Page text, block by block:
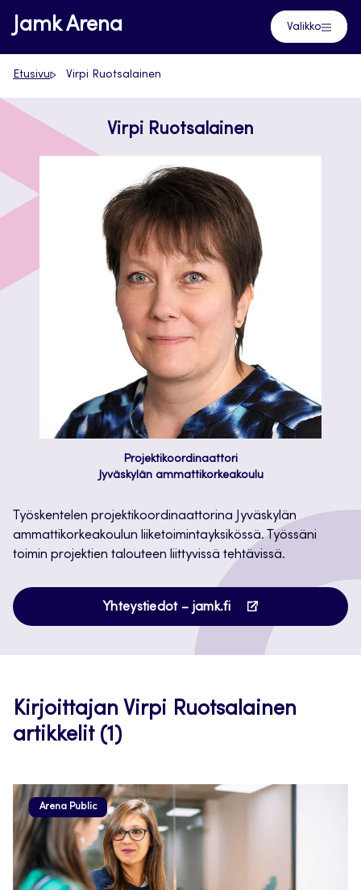
Siirry
suoraan
sisältöön
Jamk Arena Valikko
Etusivu Virpi Ruotsalainen
Virpi Ruotsalainen
Projektikoordinaattori
Jyväskylän ammattikorkeakoulu
Työskentelen projektikoordinaattorina Jyväskylän
ammattikorkeakoulun liiketoimintayksikössä. Työssäni
toimin projektien talouteen liittyvissä tehtävissä.
Yhteystiedot – jamk.fi
Avautuu
uuteen
välilehteen
Kirjoittajan Virpi Ruotsalainen
artikkelit (1)
Arena Public